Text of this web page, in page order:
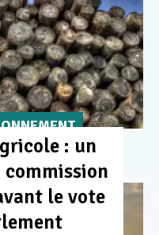
: un
le vote